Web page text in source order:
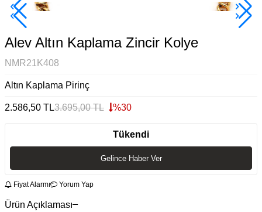
2+ Ürüne +%10
Alev Altın Kaplama Zincir Kolye
NMR21K408
Altın Kaplama Pirinç
2.586,50 TL3.695,00TL %30
Tükendi
Gelince Haber Ver
Fiyat Alarmı Yorum Yap
Ürün Açıklaması